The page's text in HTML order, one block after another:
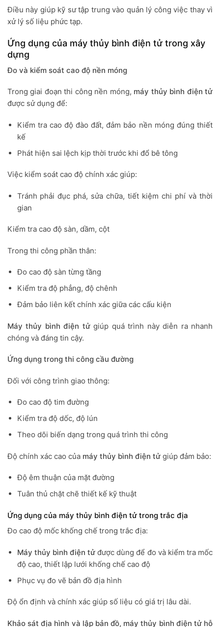
Điều này giúp kỹ sư tập trung vào quản lý công việc thay vì
xử lý số liệu phức tạp.
Ứng dụng của máy thủy bình điện tử trong xây
dựng
Đo và kiểm soát cao độ nền móng
Trong giai đoạn thi công nền móng, máy thủy bình điện tử
được sử dụng để:
Kiểm tra cao độ đào đất, đảm bảo nền móng đúng thiết
kế
Phát hiện sai lệch kịp thời trước khi đổ bê tông
Việc kiểm soát cao độ chính xác giúp:
Tránh phải đục phá, sửa chữa, tiết kiệm chi phí và thời
gian
Kiểm tra cao độ sàn, dầm, cột
Trong thi công phần thân:
Đo cao độ sàn từng tầng
Kiểm tra độ phẳng, độ chênh
Đảm bảo liên kết chính xác giữa các cấu kiện
Máy thủy bình điện tửgiúp quá trình này diễn ra nhanh
chóng và đáng tin cậy.
Ứng dụng trong thi công cầu đường
Đối với công trình giao thông:
Đo cao độ tim đường
Kiểm tra độ dốc, độ lún
Theo dõi biến dạng trong quá trình thi công
Độ chính xác cao của máy thủy bình điện tử giúp đảm bảo:
Độ êm thuận của mặt đường
Tuân thủ chặt chẽ thiết kế kỹ thuật
Ứng dụng của máy thủy bình điện tử trong trắc địa
Đo cao độ mốc khống chế trong trắc địa:
Máy thủy bình điện tử được dùng để đo và kiểm tra mốc
độ cao, thiết lập lưới khống chế cao độ
Phục vụ đo vẽ bản đồ địa hình
Độ ổn định và chính xác giúp số liệu có giá trị lâu dài.
Khảo sát địa hình và lập bản đồ, máy thủy bình điện tử hỗ